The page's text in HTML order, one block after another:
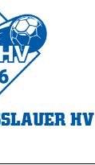
HV